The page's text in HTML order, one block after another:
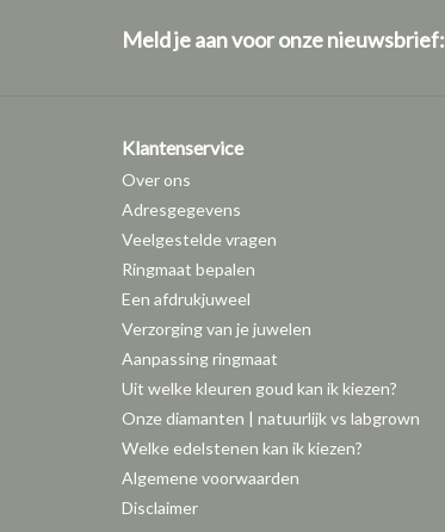
Meld je aan voor onze nieuwsbrief:
Klantenservice
Over ons
Adresgegevens
Veelgestelde vragen
Ringmaat bepalen
Een afdrukjuweel
Verzorging van je juwelen
Aanpassing ringmaat
Uit welke kleuren goud kan ik kiezen?
Onze diamanten | natuurlijk vs labgrown
Welke edelstenen kan ik kiezen?
Algemene voorwaarden
Disclaimer